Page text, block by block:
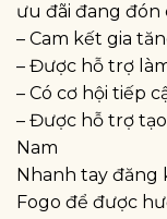
ưu đãi đang đón
– Cam kết gia
– Được hỗ trợ
– Có cơ hội tiếp
– Được hỗ trợ
Nam
Nhanh tay đăng
Fogo để được